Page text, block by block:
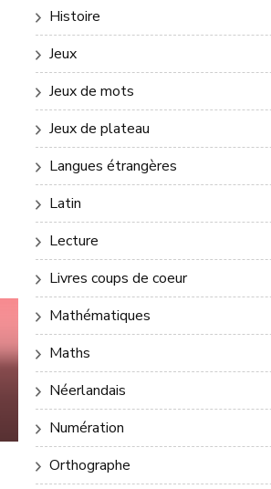
Histoire
Jeux
Jeux de mots
Jeux de plateau
Langues étrangères
Latin
Lecture
Livres coups de coeur
Mathématiques
Maths
Néerlandais
Numération
Orthographe